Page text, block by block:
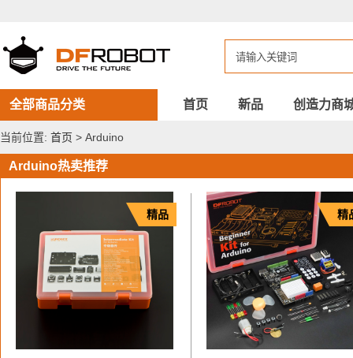
全部商品分类 首页 新品 创造力商
当前位置: 首页 > Arduino
Arduino热卖推荐
精品 精